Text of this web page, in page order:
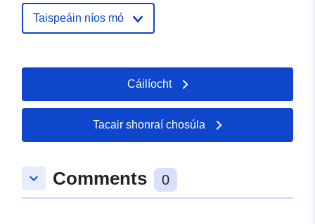
Nuashonraithe ar data.europa.eu:
30 July 2026
Aitheantóirí: https://doi.org/10.5281/
Aitheantóirí eile:
http://data.europa.eu/88u/dataset/
Cearta Rochtana: public
Taispeáin níos mó
Cáilíocht
Tacair shonraí chosúla
keyboard_arrow_down Comments 0